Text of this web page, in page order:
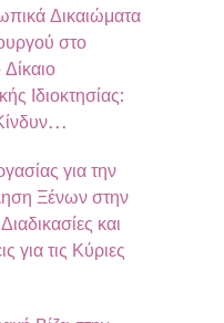
Δικαιώματα
στο
Ιδιοκτησίας:
για την
Ξένων στην
και
για τις Κύριες